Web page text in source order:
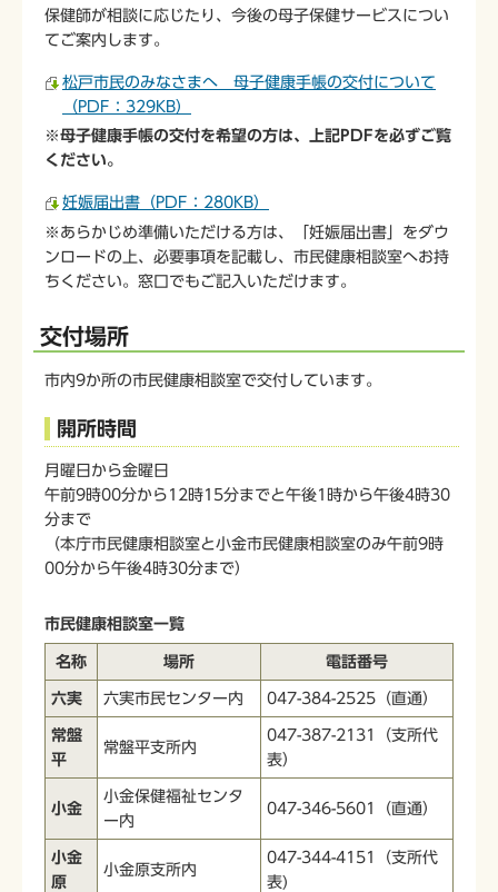
保健師が相談に応じたり、今後の母子保健サービスについ
てご案内します。
松戸市民のみなさまへ 母子健康手帳の交付について
（PDF：329KB）
※母子健康手帳の交付を希望の方は、上記PDFを必ずご覧
ください。
妊娠届出書（PDF：280KB）
※あらかじめ準備いただける方は、「妊娠届出書」をダウ
ンロードの上、必要事項を記載し、市民健康相談室へお持
ちください。窓口でもご記入いただけます。
交付場所
市内9か所の市民健康相談室で交付しています。
開所時間
月曜日から金曜日
午前9時00分から12時15分までと午後1時から午後4時30
分まで
（本庁市民健康相談室と小金市民健康相談室のみ午前9時
00分から午後4時30分まで）
市民健康相談室一覧
名称 場所 電話番号
六実 六実市民センター内 047-384-2525（直通）
常盤
平
常盤平支所内
047-387-2131（支所代
表）
小金
小金保健福祉センタ
ー内
047-346-5601（直通）
小金
原
小金原支所内
047-344-4151（支所代
表)